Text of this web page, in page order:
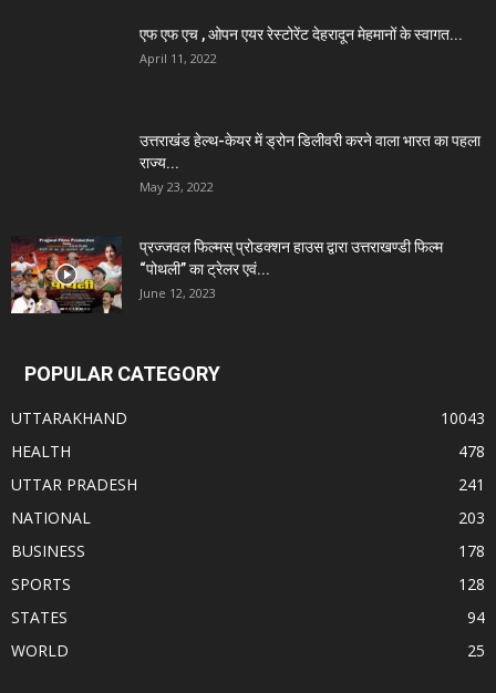
एफ एफ एच , ओपन एयर रेस्टोरेंट देहरादून मेहमानों के स्वागत...
April 11, 2022
उत्तराखंड हेल्थ-केयर में ड्रोन डिलीवरी करने वाला भारत का पहला
राज्य...
May 23, 2022
प्रज्जवल फिल्मस् प्रोडक्शन हाउस द्वारा उत्तराखण्डी फिल्म
“पोथली” का ट्रेलर एवं...
June 12, 2023
POPULAR CATEGORY
UTTARAKHAND
10043
HEALTH
478
UTTAR PRADESH
241
NATIONAL
203
BUSINESS
178
SPORTS
128
STATES
94
WORLD
25